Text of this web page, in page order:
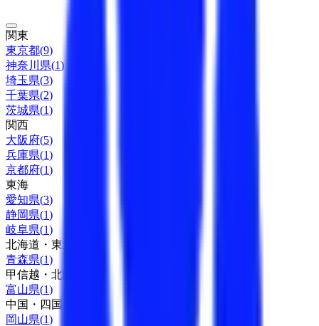
関東
東京都(9)
神奈川県(1)
埼玉県(3)
千葉県(2)
茨城県(1)
関西
大阪府(5)
兵庫県(1)
京都府(1)
東海
愛知県(3)
静岡県(1)
岐阜県(1)
北海道・東北
青森県(1)
甲信越・北陸
富山県(1)
中国・四国
岡山県(1)